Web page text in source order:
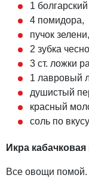
1
4 помидора,
пучок зелени,
2 зубка
3 ст. ложки
1 лавровый
душистый
красный
соль по
Икра кабачковая
Все овощи помой.